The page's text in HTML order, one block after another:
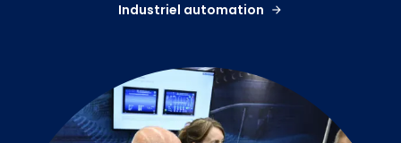
Industriel automation